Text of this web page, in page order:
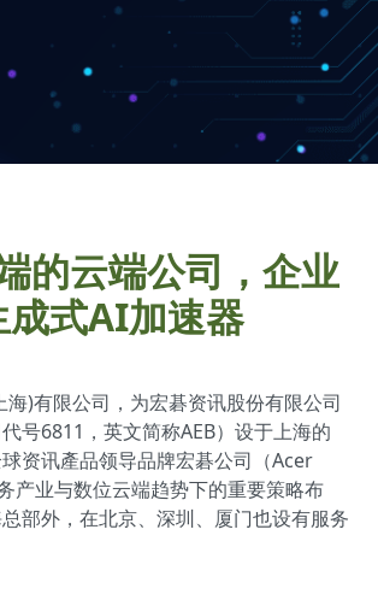
的云端公司，企业
成式AI加速器
海)有限公司，为宏碁资讯股份有限公司
代号6811，英文简称AEB）设于上海的
资讯產品领导品牌宏碁公司（Acer
产业与数位云端趋势下的重要策略布
部外，在北京、深圳、厦门也设有服务